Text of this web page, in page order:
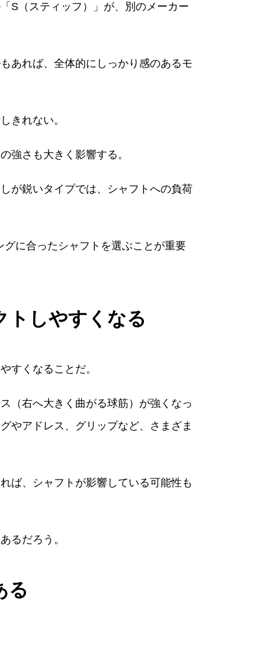
S（スティッフ）」が、別のメーカー
あれば、全体的にしっかり感のあるモ
きれない。
強さも大きく影響する。
が鋭いタイプでは、シャフトへの負荷
に合ったシャフトを選ぶことが重要
トしやすくなる
すくなることだ。
（右へ大きく曲がる球筋）が強くなっ
やアドレス、グリップなど、さまざま
ば、シャフトが影響している可能性も
るだろう。
る